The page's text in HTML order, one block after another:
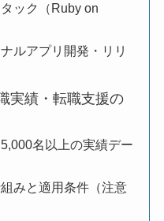
ック（Ruby on
ルアプリ開発・リリ
実績・転職支援の
名以上の実績デー
みと適用条件（注意